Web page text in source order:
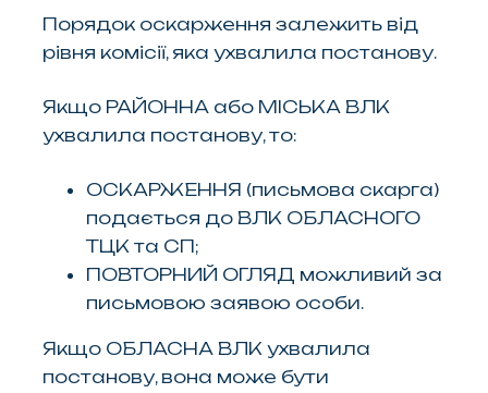
Порядок оскарження залежить від
рівня комісії, яка ухвалила постанову.
Якщо РАЙОННА або МІСЬКА ВЛК
ухвалила постанову, то:
ОСКАРЖЕННЯ (письмова скарга)
подається до ВЛК ОБЛАСНОГО
ТЦК та СП;
ПОВТОРНИЙ ОГЛЯД можливий за
письмовою заявою особи.
Якщо ОБЛАСНА ВЛК ухвалила
постанову, вона може бути